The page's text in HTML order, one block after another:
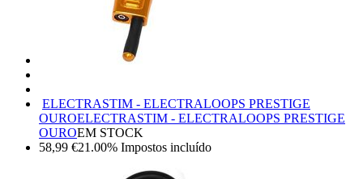
ELECTRASTIM - ELECTRALOOPS PRESTIGE
OUROELECTRASTIM - ELECTRALOOPS PRESTIGE
OUROEM STOCK
58,99 €21.00% Impostos incluído